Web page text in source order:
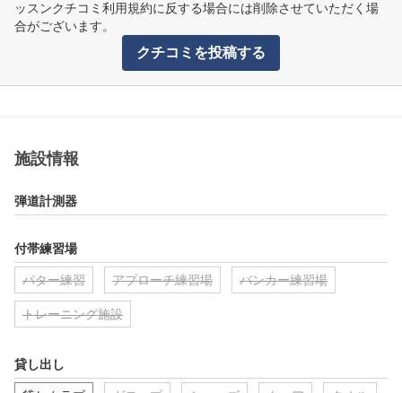
ッスンクチコミ利用規約に反する場合には削除させていただく場
合がございます。
クチコミを投稿する
施設情報
弾道計測器
付帯練習場
パター練習 アプローチ練習場 バンカー練習場
トレーニング施設
貸し出し